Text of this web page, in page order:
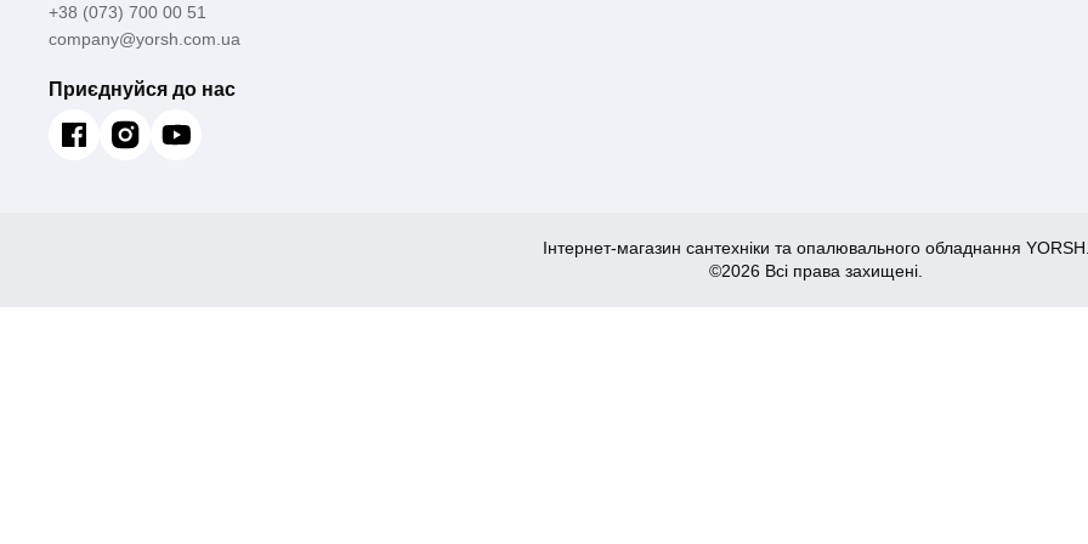
+38 (073) 700 00 51
company@yorsh.com.ua
Приєднуйся до нас
Інтернет-магазин сантехніки та опалювального обладнання
©2026 Всі права захищені.